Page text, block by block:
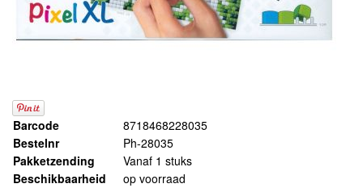
Barcode
8718468228035
Bestelnr
Ph-28035
Pakketzending
Vanaf 1 stuks
Beschikbaarheid
op voorraad